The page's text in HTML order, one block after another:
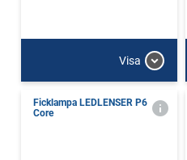
Visa
Ficklampa LEDLENSER P6
Core